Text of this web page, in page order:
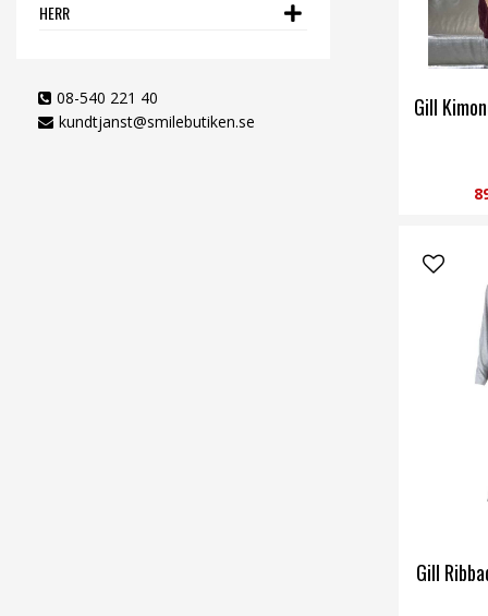
HERR
08-540 221 40
kundtjanst@smilebutiken.se
Gill
Gill